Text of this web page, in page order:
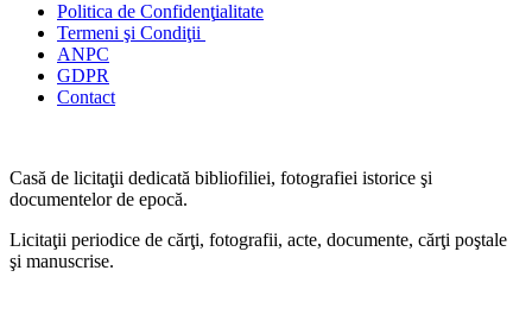
Politica de Confidenţialitate
Termeni şi Condiţii
ANPC
GDPR
Contact
Casă de licitaţii dedicată bibliofiliei, fotografiei istorice şi
documentelor de epocă.
Licitaţii periodice de cărţi, fotografii, acte, documente, cărţi poştale
şi manuscrise.